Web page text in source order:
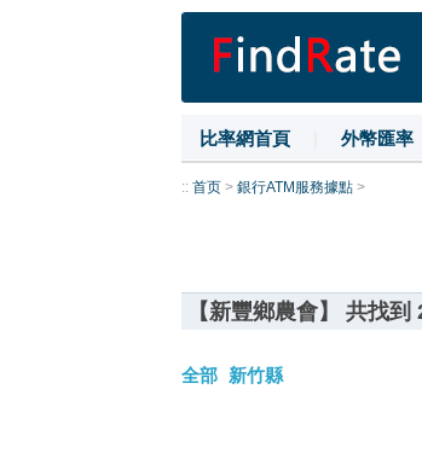
比率網首頁 外幣匯率
:: 首页> 銀行ATM服務據點>
【新豐鄉農會】 共找到
全部 新竹縣